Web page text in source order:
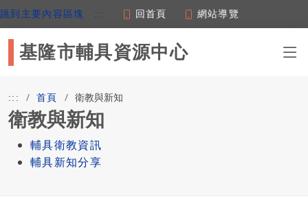
跳到主要內容區塊 ::: 回首頁 網站導覽
基隆市輔具資源中心
::: 首頁 衛教與新知
衛教與新知
輔具衛教資訊
輔具新知分享